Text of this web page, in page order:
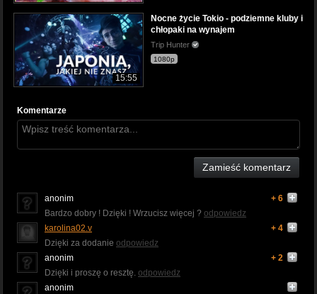
15:55
Nocne życie Tokio - podziemne kluby i
chłopaki na wynajem
Trip Hunter
1080p
Komentarze
Zamieść komentarz
anonim
+ 6
Bardzo dobry ! Dzięki ! Wrzucisz więcej ? odpowiedz
karolina02.v
+ 4
Dzięki za dodanie odpowiedz
anonim
+ 2
Dzięki i proszę o resztę. odpowiedz
anonim